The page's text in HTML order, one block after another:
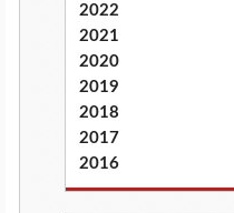
2022
2021
2020
2019
2018
2017
2016